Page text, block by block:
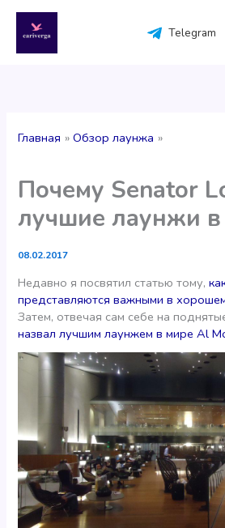
содержимому
Telegram
Главная Обзор лаунжа
Почему Senator
лучшие лаунжи
08.02.2017
Недавно я посвятил статью тому,
представляются важными в
Затем, отвечая сам себе на
назвал лучшим лаунжем в мире Al